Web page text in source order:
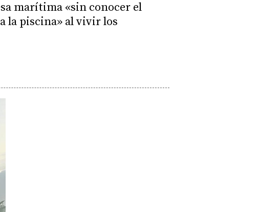
marítima «sin conocer el
la piscina» al vivir los